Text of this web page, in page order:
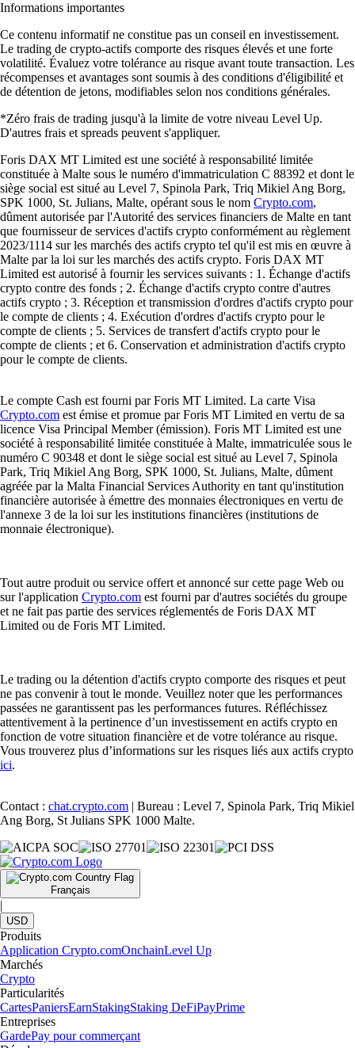
Informations importantes
Ce contenu informatif ne constitue pas un conseil en investissement.
Le trading de crypto-actifs comporte des risques élevés et une forte
volatilité. Évaluez votre tolérance au risque avant toute transaction. Les
récompenses et avantages sont soumis à des conditions d'éligibilité et
de détention de jetons, modifiables selon nos conditions générales.
*Zéro frais de trading jusqu'à la limite de votre niveau Level Up.
D'autres frais et spreads peuvent s'appliquer.
Foris DAX MT Limited est une société à responsabilité limitée
constituée à Malte sous le numéro d'immatriculation C 88392 et dont le
siège social est situé au Level 7, Spinola Park, Triq Mikiel Ang Borg,
SPK 1000, St. Julians, Malte, opérant sous le nom Crypto.com,
dûment autorisée par l'Autorité des services financiers de Malte en tant
que fournisseur de services d'actifs crypto conformément au règlement
2023/1114 sur les marchés des actifs crypto tel qu'il est mis en œuvre à
Malte par la loi sur les marchés des actifs crypto. Foris DAX MT
Limited est autorisé à fournir les services suivants : 1. Échange d'actifs
crypto contre des fonds ; 2. Échange d'actifs crypto contre d'autres
actifs crypto ; 3. Réception et transmission d'ordres d'actifs crypto pour
le compte de clients ; 4. Exécution d'ordres d'actifs crypto pour le
compte de clients ; 5. Services de transfert d'actifs crypto pour le
compte de clients ; et 6. Conservation et administration d'actifs crypto
pour le compte de clients.
Le compte Cash est fourni par Foris MT Limited. La carte Visa
Crypto.com est émise et promue par Foris MT Limited en vertu de sa
licence Visa Principal Member (émission). Foris MT Limited est une
société à responsabilité limitée constituée à Malte, immatriculée sous le
numéro C 90348 et dont le siège social est situé au Level 7, Spinola
Park, Triq Mikiel Ang Borg, SPK 1000, St. Julians, Malte, dûment
agréée par la Malta Financial Services Authority en tant qu'institution
financière autorisée à émettre des monnaies électroniques en vertu de
l'annexe 3 de la loi sur les institutions financières (institutions de
monnaie électronique).
Tout autre produit ou service offert et annoncé sur cette page Web ou
sur l'application Crypto.com est fourni par d'autres sociétés du groupe
et ne fait pas partie des services réglementés de Foris DAX MT
Limited ou de Foris MT Limited.
Le trading ou la détention d'actifs crypto comporte des risques et peut
ne pas convenir à tout le monde. Veuillez noter que les performances
passées ne garantissent pas les performances futures. Réfléchissez
attentivement à la pertinence d’un investissement en actifs crypto en
fonction de votre situation financière et de votre tolérance au risque.
Vous trouverez plus d’informations sur les risques liés aux actifs crypto
ici.
Contact : chat.crypto.com | Bureau : Level 7, Spinola Park, Triq Mikiel
Ang Borg, St Julians SPK 1000 Malte.
Français
|
USD
Produits
Application Crypto.comOnchainLevel Up
Marchés
Crypto
Particularités
CartesPaniersEarnStakingStaking DeFiPayPrime
Entreprises
GardePay pour commerçant